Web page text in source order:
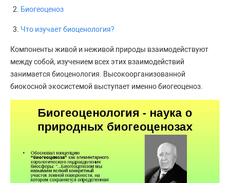
Биогеоценоз
Что изучает биоценология?
Компоненты живой и неживой природы взаимодействуют
между собой, изучением всех этих взаимодействий
занимается биоценология. Высокоорганизованной
биокосной экосистемой выступает именно биогеоценоз.